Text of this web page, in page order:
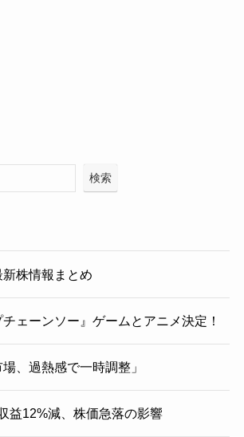
検索
株情報まとめ
ェーンソー』ゲームとアニメ決定！
、過熱感で一時調整」
益12%減、株価急落の影響